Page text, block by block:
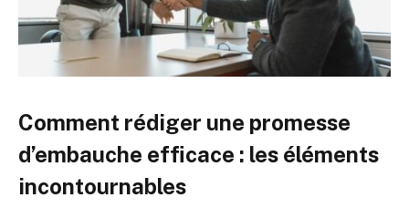
Comment rédiger une promesse
d’embauche efficace : les éléments
incontournables